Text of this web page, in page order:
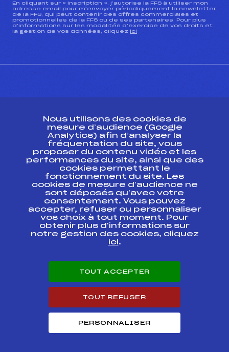
En cliquant sur « inscription », j’autorise la FFS à utiliser mon
adresse email pour m’envoyer périodiquement la newsletter
de la FFS, qui peut contenir des offres commerciales et
promotionnelles de la FFS ou de ses partenaires. Pour plus
d’informations sur les modalités d’exercice de vos droits et
la gestion de vos données, cliquez ici
ESPACE PRESSE
Ressources
Pass’Neige
Projet sportif fédéral
Projet de performance fédéral
Antidopage
Pôle Développement, Formation, Suivi
Scientifique
Listes ministérielles
Pôle vie de l’athlète
Carrières
Nous utilisons des cookies de
mesure d’audience (Google
Analytics) afin d’analyser la
fréquentation du site, vous
proposer du contenu vidéo et les
performances du site, ainsi que des
cookies permettant le
fonctionnement du site. Les
cookies de mesure d’audience ne
sont déposés qu’avec votre
consentement. Vous pouvez
accepter, refuser ou personnaliser
vos choix à tout moment. Pour
obtenir plus d'informations sur
notre gestion des cookies, cliquez
ici.
TOUT ACCEPTER
TOUT REFUSER
PERSONNALISER